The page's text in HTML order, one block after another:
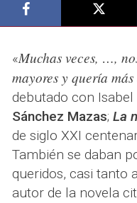
«Muchas veces, …,
mayores y quería
debutado con
Sánchez Mazas; La
de siglo XXI
También se daban
queridos, casi tanto
autor de la novela